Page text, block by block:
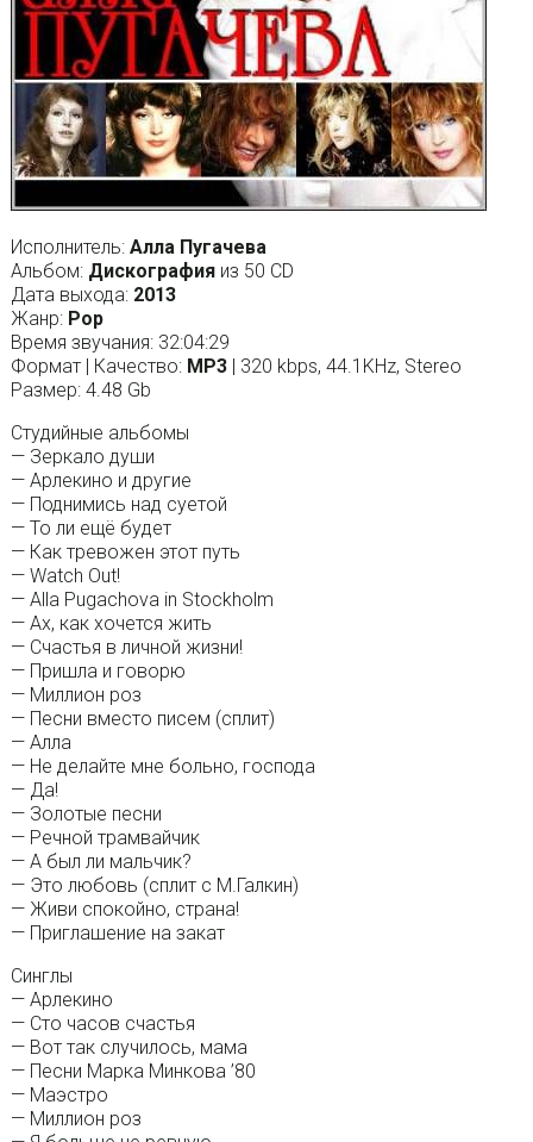
Исполнитель: Алла Пугачева
Альбом: Дискографияиз 50 CD
Дата выхода: 2013
Жанр: Pop
Время звучания: 32:04:29
Формат | Качество: MP3| 320 kbps, 44.1KHz, Stereo
Размер: 4.48 Gb
Студийные альбомы
— Зеркало души
— Арлекино и другие
— Поднимись над суетой
— То ли ещё будет
— Как тревожен этот путь
— Watch Out!
— Alla Pugachova in Stockholm
— Ах, как хочется жить
— Счастья в личной жизни!
— Пришла и говорю
— Миллион роз
— Песни вместо писем (сплит)
— Алла
— Не делайте мне больно, господа
— Да!
— Золотые песни
— Речной трамвайчик
— А был ли мальчик?
— Это любовь (сплит с М.Галкин)
— Живи спокойно, страна!
— Приглашение на закат
Синглы
— Арлекино
— Сто часов счастья
— Вот так случилось, мама
— Песни Марка Минкова ’80
— Маэстро
— Миллион роз